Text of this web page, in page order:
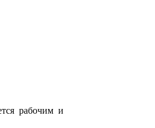
рабочим и